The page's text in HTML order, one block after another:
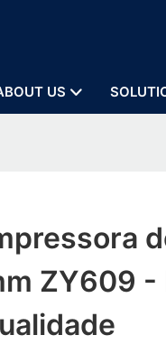
US
ZY609 -